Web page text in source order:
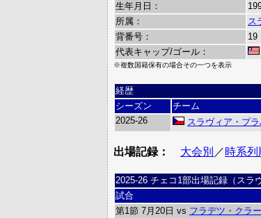
生年月日：
所属：
ス
背番号：
19
代表キャップ/ゴール：
※複数国籍保有の場合その一つを表示
経歴
シーズン
チーム
2025-26
スラヴィア・プラ
出場記録： 大会別 ／時系列
2025-26 チェコ1部出場記録（スラ
試合
第1節 7月20日 vs フラデツ・クラ